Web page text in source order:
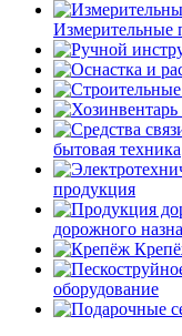
Измерительные
бытовая техника
продукция
дорожного
оборудование